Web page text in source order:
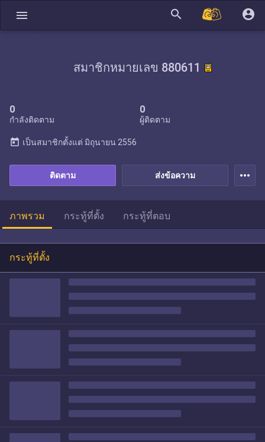
menu search account_circle
สมาชิกหมายเลข 880611
0
กำลังติดตาม
0
ผู้ติดตาม
ส่งข้อความ
ติดตาม
today เป็นสมาชิกตั้งแต่ มิถุนายน 2556
more_horiz
ภาพรวม กระทู้ที่ตั้ง กระทู้ที่ตอบ
กระทู้ที่ตั้ง